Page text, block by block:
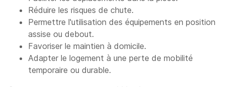
Réduire les risques de chute.
Permettre l'utilisation des équipements en position
assise ou debout.
Favoriser le maintien à domicile.
Adapter le logement à une perte de mobilité
temporaire ou durable.